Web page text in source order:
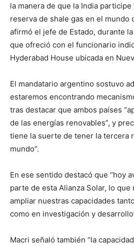
la manera de que la India
reserva de shale gas en el mundo
afirmó el jefe de Estado, durante
que ofreció con el funcionario
Hyderabad House ubicada en
El mandatario argentino sostuvo
estaremos encontrando
tras destacar que ambos países
de las energías renovables”, y
tiene la suerte de tener la tercera
mundo”.
En ese sentido destacó que “hoy
parte de esta Alianza Solar, lo que
ampliar nuestras capacidades
como en investigación y
Macri señaló también “la